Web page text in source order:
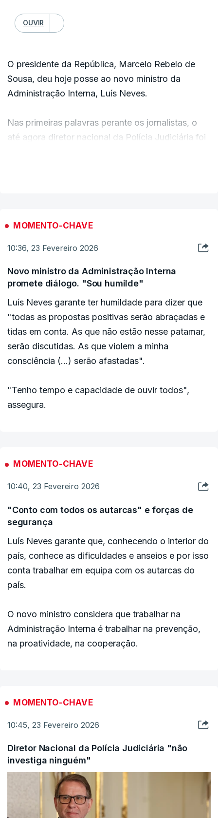
OUVIR
O presidente da República, Marcelo Rebelo de
Sousa, deu hoje posse ao novo ministro da
Administração Interna, Luís Neves.
Nas primeiras palavras perante os jornalistas, o
até agora diretor nacional da Polícia Judiciária foi
"O diretor nacional não investiga ninguém.
ficarmos imediatamente esclarecidos sobre
esse tema. O papel do diretor nacional da
Polícia Judiciária é organizar, é prover meios
para uma instituição", afirmou.
ERRO100
ERROR ON HTML5 MEDIA ELEMENT
INDISPONÍVEL
Luís Neves assegura que o modelo de
últimos anos, permite que o conhecimento dos
casos fique estanque, sem passar pelo topo.
"Não me oferece reservas", garante. "Estou
O antigo diretor nacional da PJ diz ter aceitado
a nomeação “com muito ânimo”, embora
Luís Neves promete diálogo, garantindo que
“todas as propostas positivas serão abraçadas e
"Tenho tempo e capacidade de ouvir todos",
ERRO 100
ERROR ON HTML5 MEDIA ELEMENT
MOMENTO-CHAVE
10:36, 23 Fevereiro 2026
Novo ministro da Administração Interna
promete diálogo. "Sou humilde"
Luís Neves garante ter humildade para dizer que
"todas as propostas positivas serão abraçadas e
tidas em conta. As que não estão nesse patamar,
serão discutidas. As que violem a minha
consciência (...) serão afastadas".
"Tenho tempo e capacidade de ouvir todos",
assegura.
MOMENTO-CHAVE
10:40, 23 Fevereiro 2026
"Conto com todos os autarcas" e forças de
segurança
Luís Neves garante que, conhecendo o interior do
país, conhece as dificuldades e anseios e por isso
conta trabalhar em equipa com os autarcas do
país.
O novo ministro considera que trabalhar na
Administração Interna é trabalhar na prevenção,
na proatividade, na cooperação.
MOMENTO-CHAVE
10:45, 23 Fevereiro 2026
Diretor Nacional da Polícia Judiciária "não
investiga ninguém"